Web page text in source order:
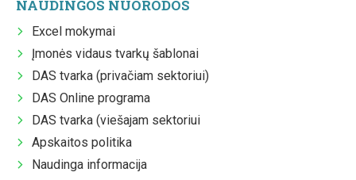
NAUDINGOS NUORODOS
Excel mokymai
Įmonės vidaus tvarkų šablonai
DAS tvarka (privačiam sektoriui)
DAS Online programa
DAS tvarka (viešajam sektoriui
Apskaitos politika
Naudinga informacija